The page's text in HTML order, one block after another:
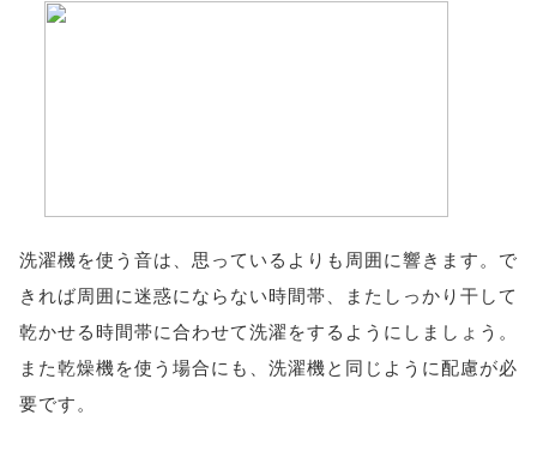
洗濯機を使う音は、思っているよりも周囲に響きます。で
きれば周囲に迷惑にならない時間帯、またしっかり干して
乾かせる時間帯に合わせて洗濯をするようにしましょう。
また乾燥機を使う場合にも、洗濯機と同じように配慮が必
要です。